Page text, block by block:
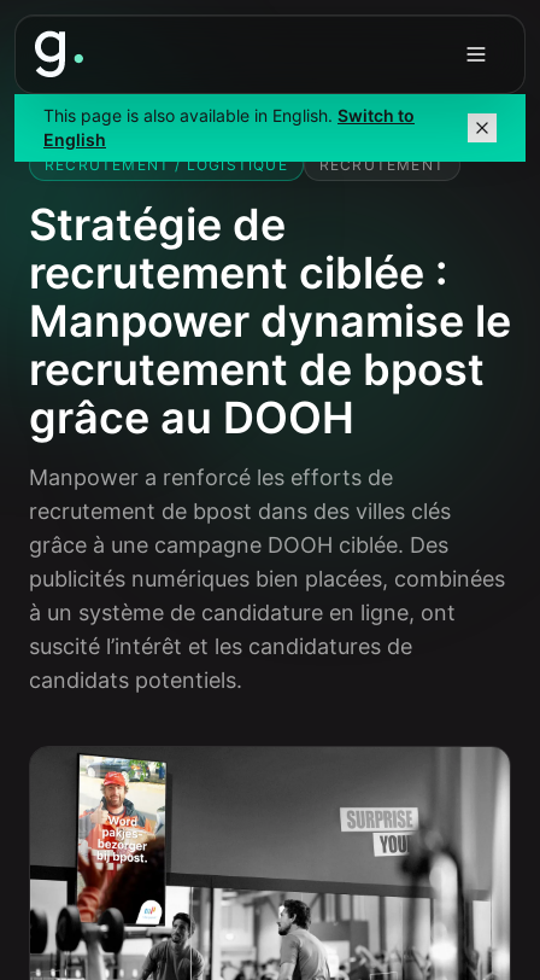
This page is also available in English. Switch to
English
Accueil / Études de cas / Manpower/bpost
RECRUTEMENT / LOGISTIQUE RECRUTEMENT
Stratégie de
recrutement ciblée :
Manpower dynamise le
recrutement de bpost
grâce au DOOH
Manpower a renforcé les efforts de
recrutement de bpost dans des villes clés
grâce à une campagne DOOH ciblée. Des
publicités numériques bien placées, combinées
à un système de candidature en ligne, ont
suscité l’intérêt et les candidatures de
candidats potentiels.